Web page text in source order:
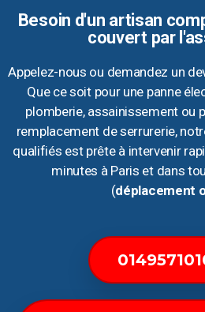
Besoin d'un artisan
couvert par
Appelez-nous ou demandez un
Que ce soit pour une panne
plomberie, assainissement ou
remplacement de serrurerie,
qualifiés est prête à intervenir
minutes à Paris et dans
(déplacement